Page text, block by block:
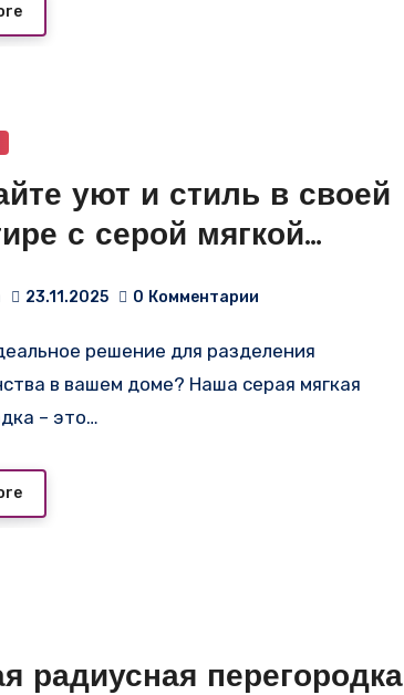
уют и стиль в своей
с серой мягкой
от
в Самаре!
23.11.2025 0 Комментарии
в вашем доме? Наша серая мягкая
– это…
радиусная перегородка